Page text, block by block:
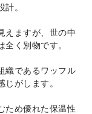
。
えますが、世の中
く別物です。
織であるワッフル
がします。
ため優れた保温性